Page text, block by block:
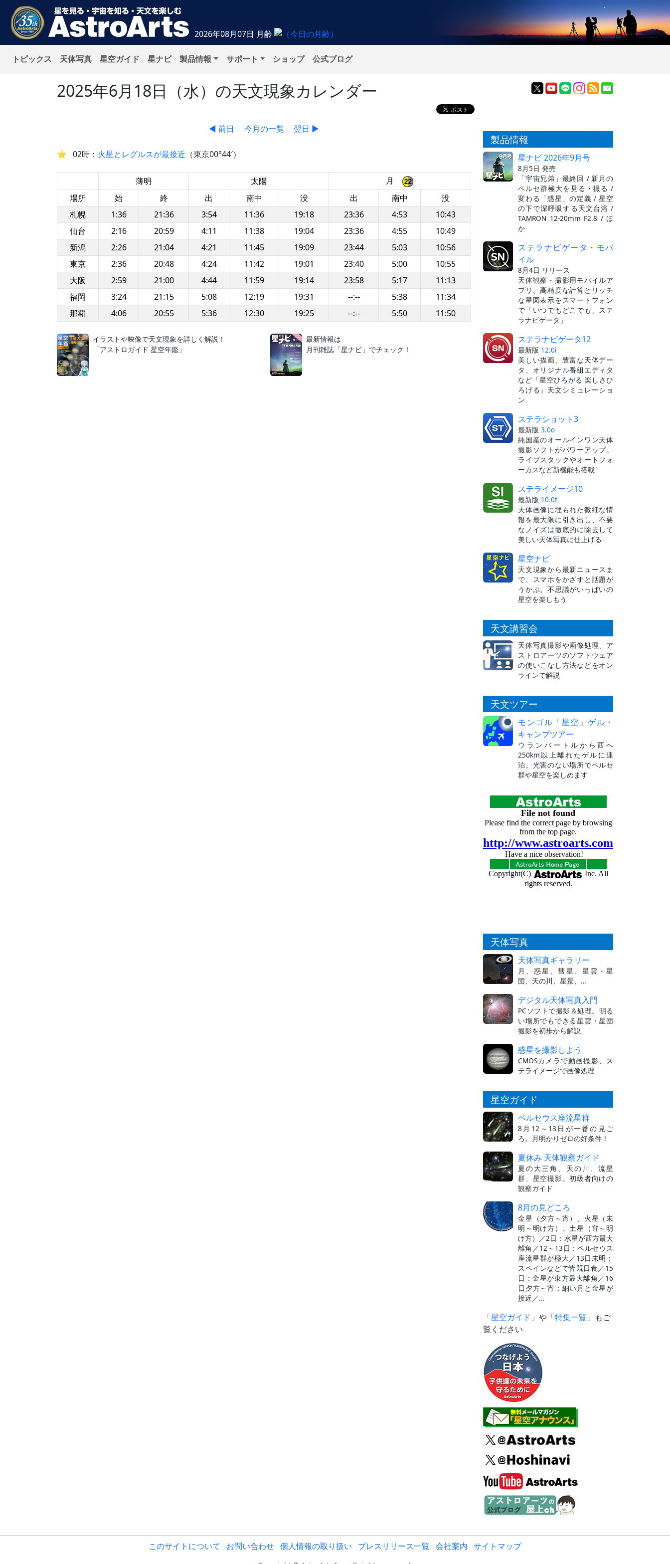
2026年08月07日 月齢
トピックス 天体写真 星空ガイド 星ナビ 製品情報 サポート ショップ 公式ブログ
2025年6月18日（水）の天文現象カレンダー
◀ 前日 今月の一覧 翌日 ▶
02時： 火星とレグルスが最接近 （東京00°44′）
薄明 太陽
月
場所
始 終 出 南中 没 出 南中
没
札幌
1:36 21:36 3:54 11:36 19:18 23:36 4:53
10:43
仙台
2:16 20:59 4:11 11:38 19:04 23:36 4:55
10:49
新潟
2:26 21:04 4:21 11:45 19:09 23:44 5:03
10:56
東京
2:36 20:48 4:24 11:42 19:01 23:40 5:00
10:55
大阪
2:59 21:00 4:44 11:59 19:14 23:58 5:17
11:13
福岡
3:24 21:15 5:08 12:19 19:31 --:-- 5:38
11:34
那覇
4:06 20:55 5:36 12:30 19:25 --:-- 5:50 11:50
イラストや映像で天文現象を詳しく解説！
「アストロガイド 星空年鑑」
最新情報は
月刊雑誌「星ナビ」でチェック！
製品情報
星ナビ 2026年9月号
8月5日 発売
「宇宙兄弟」最終回 / 新月の
ペルセ群極大を見る・撮る /
変わる「惑星」の定義 / 星空
の下で深呼吸する天文台浴 /
TAMRON 12-20mm F2.8 / ほ
か
ステラナビゲータ・モバ
イル
8月4日 リリース
天体観察・撮影用モバイルア
プリ。高精度な計算とリッチ
な星図表示をスマートフォン
で「いつでもどこでも、ステ
ラナビゲータ」
ステラナビゲータ12
最新版 12.0i
美しい描画、豊富な天体デー
タ、オリジナル番組エディタ
など「星空ひろがる 楽しさひ
ろげる」天文シミュレーショ
ン
ステラショット3
最新版 3.0o
純国産のオールインワン天体
撮影ソフトがパワーアップ。
ライブスタックやオートフォ
ーカスなど新機能も搭載
ステライメージ10
最新版 10.0f
天体画像に埋もれた微細な情
報を最大限に引き出し、不要
なノイズは徹底的に除去して
美しい天体写真に仕上げる
星空ナビ
天文現象から最新ニュースま
で、スマホをかざすと話題が
うかぶ。不思議がいっぱいの
星空を楽しもう
天文講習会
天体写真撮影や画像処理、ア
ストロアーツのソフトウェア
の使いこなし方法などをオン
ラインで解説
天文ツアー
モンゴル「星空」ゲル・
キャンプツアー
ウランバートルから西へ
250km以上離れたゲルに連
泊。光害のない場所でペルセ
群や星空を楽しめます
天体写真
天体写真ギャラリー
月、惑星、彗星、星雲・星
団、天の川、星景、…
デジタル天体写真入門
PCソフトで撮影＆処理。明る
い場所でもできる星雲・星団
撮影を初歩から解説
惑星を撮影しよう
CMOSカメラで動画撮影、ス
テライメージで画像処理
星空ガイド
ペルセウス座流星群
8月12～13日が一番の見ご
ろ。月明かりゼロの好条件！
夏休み 天体観察ガイド
夏の大三角、天の川、流星
群、星空撮影。初級者向けの
観察ガイド
8月の見どころ
金星（夕方～宵）、火星（未
明～明け方）、土星（宵～明
け方）／2日：水星が西方最大
離角／12～13日：ペルセウス
座流星群が極大／13日未明：
スペインなどで皆既日食／15
日：金星が東方最大離角／16
日夕方～宵：細い月と金星が
接近／…
「星空ガイド 」や「特集一覧 」もご
覧ください
このサイトについて お問い合わせ 個人情報の取り扱い プレスリリース一覧 会社案内 サイトマップ